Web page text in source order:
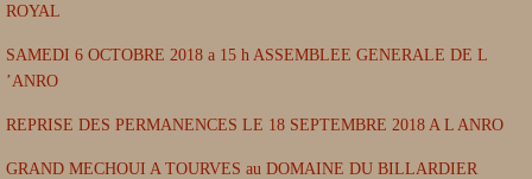
ROYAL
SAMEDI 6 OCTOBRE 2018 a 15 h ASSEMBLEE GENERALE DE L
’ANRO
REPRISE DES PERMANENCES LE 18 SEPTEMBRE 2018 A L ANRO
GRAND MECHOUI A TOURVES au DOMAINE DU BILLARDIER